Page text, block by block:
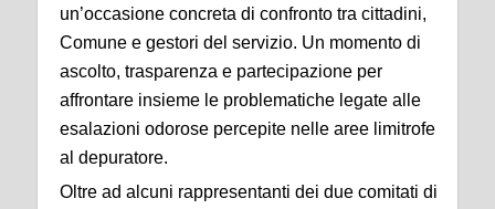
un’occasione concreta di confronto tra cittadini,
Comune e gestori del servizio. Un momento di
ascolto, trasparenza e partecipazione per
affrontare insieme le problematiche legate alle
esalazioni odorose percepite nelle aree limitrofe
al depuratore.
Oltre ad alcuni rappresentanti dei due comitati di